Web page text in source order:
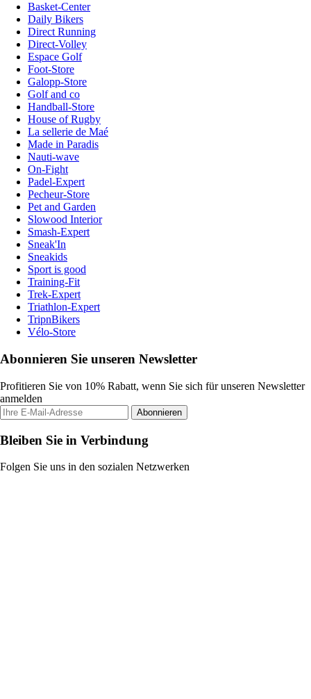
Basket-Center
Daily Bikers
Direct Running
Direct-Volley
Espace Golf
Foot-Store
Galopp-Store
Golf and co
Handball-Store
House of Rugby
La sellerie de Maé
Made in Paradis
Nauti-wave
On-Fight
Padel-Expert
Pecheur-Store
Pet and Garden
Slowood Interior
Smash-Expert
Sneak'In
Sneakids
Sport is good
Training-Fit
Trek-Expert
Triathlon-Expert
TripnBikers
Vélo-Store
Abonnieren Sie unseren Newsletter
Profitieren Sie von 10% Rabatt, wenn Sie sich für unseren Newsletter
anmelden
Abonnieren
Bleiben Sie in Verbindung
Folgen Sie uns in den sozialen Netzwerken